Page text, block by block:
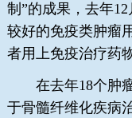
制”的成果，去年
较好的免疫类肿瘤
者用上免疫治疗药物
在去年18个肿瘤
于骨髓纤维化疾病